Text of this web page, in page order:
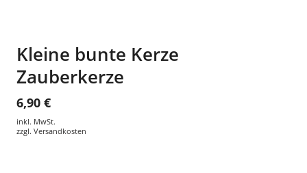
Kleine bunte Kerze
Zauberkerze
6,90 €
inkl. MwSt.
zzgl. Versandkosten